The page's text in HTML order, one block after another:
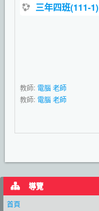
三年四班(111-1)
教師: 電腦 老師
教師: 電腦 老師
導覽
首頁